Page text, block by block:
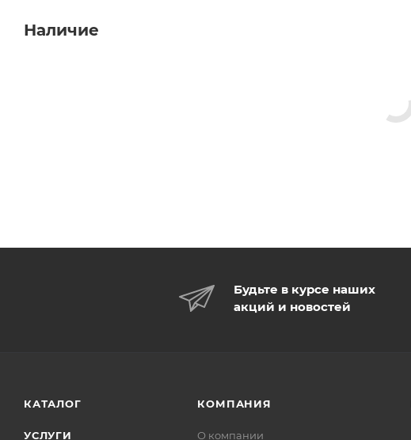
Наличие
Будьте в курсе наших
акций и новостей
КАТАЛОГ
УСЛУГИ
КОМПАНИЯ
О компании